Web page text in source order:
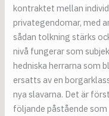
kontraktet mellan
privategendomar, med
sådan tolkning stärks
nivå fungerar som
hedniska herrarna som
ersatts av en
nya slavarna. Det är
följande påstående